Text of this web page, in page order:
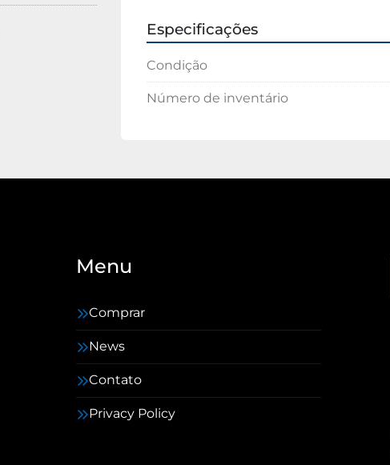
Especificações
Condição
Número de inventário
Menu
Comprar
News
Contato
Privacy Policy